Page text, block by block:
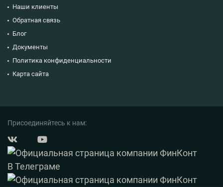
Наши клиенты
Обратная связь
Блог
Документы
Политика конфиденциальности
Карта сайта
Присоединяйтесь к нам: